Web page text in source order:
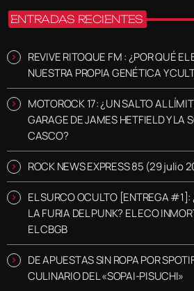
ENTRADAS RECIENTES
REVIVE RITOQUE FM : ¿POR QUÉ EL
NUESTRA PROPIA GENÉTICA Y
MOTOROCK 17: ¿UN SALTO AL
GARAGE DE JAMES HETFIELD Y LA
CASCO?
ROCK NEWS EXPRESS 85 (29 julio
EL SURCO OCULTO [ENTREGA #1]:
LA FURIA DEL PUNK? EL ECO
EL CBGB
DE APUESTAS SIN ROPA POR
CULINARIO DEL «SOPAI-PISUCHI»